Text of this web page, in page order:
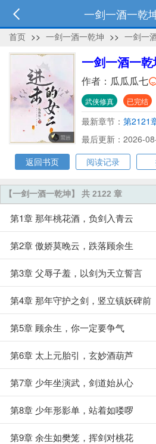
一剑一酒一乾
首页 >> 一剑一酒一乾坤 >> 一剑一
一剑一酒一
作者： 瓜瓜瓜七
武侠修真 已完结
最新章节： 第2121
最后更新：2026-
返回书页
阅读记录
【一剑一酒一乾坤】 共 2122 章
第1章 那年桃花酒，负剑入青云
第2章 傲娇莫晚云，跌落顾余生
第3章 父辱子羞，以剑为天立誓言
第4章 那年守护之剑，竖立镇妖碑前
第5章 顾余生，你一定要争气
第6章 太上元胎引，玄妙酒葫芦
第7章 少年坐演武，剑道始从心
第8章 少年形影单，站着如喽啰
第9章 余生如樊笼，挥剑对桃花